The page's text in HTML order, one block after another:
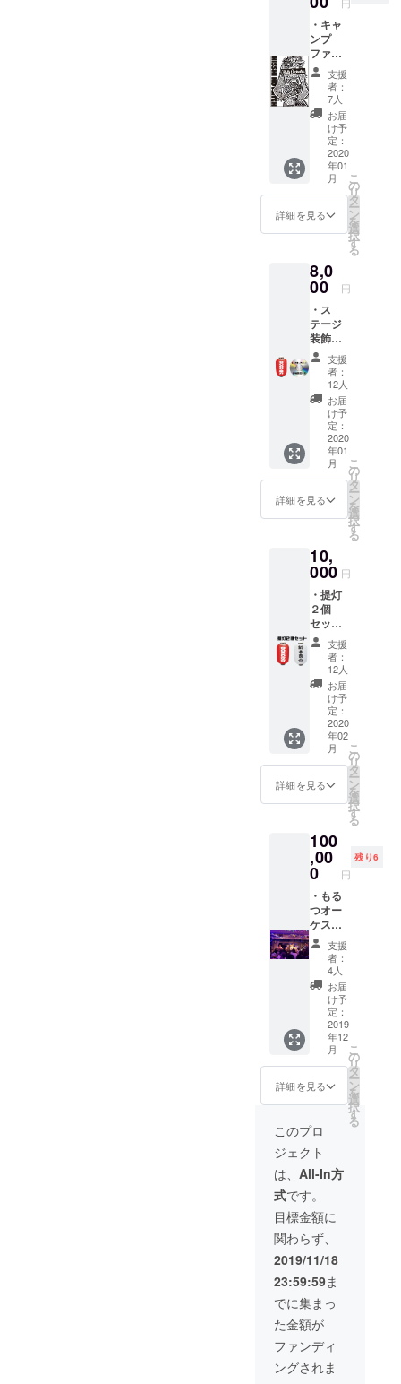
0042 東
京都渋
谷区宇
田川町
３２−１
３ 4・
5F ※入
場時に
ドリン
ク代 別
途必要
になり
方も、
ぜひ提
灯を飾
ること
で、ラ
イブに
参加し
てくだ
さい！
たくさ
んの提
灯を飾
らせて
くださ
ケスト
ラより
ンのお
礼とご
報告の
新聞を
お送り
しま
す。 ・
ワンマ
ンライ
ブ動画
ダイ
ジェス
YouTub
e限定公
りしま
す。 ※
支援
時、必
ず備考
欄に提
灯へ入
れるご
希望の
お名前
をご記
入くだ
さい。
ナル な
んでも
大丈夫
です！
もるつ
オーケ
ストラ
みんな
で演奏
して動
画で送
りま
す。
円
・キャ
ンプ
ファイ
ヤー限
定
GOOD
之介デ
ザインT
シャツ
(3000
場で(こ
のデザ
イン)の
販売は
※ワンマ
ン前に
郵送し
ます。
※支援時
にプル
ダウン
ニュー
よりご
希望の
サイズ
を選択
くださ
ンマン
チケッ
ト(3500
円) ・も
オーケ
ストラ
ンマン
のお礼
とご報
告の新
聞をお
送りし
ます。
・ワン
マンラ
イブ動
画ダイ
ジェス
トを
YouTub
e限定公
りしま
す。 〜
もるつ
ストラ
ワンマ
ンライ
ブ詳
細〜
「必死
のパッ
チでや
りまっ
せ！
白黒
ハッキ
リさせ
ま
SHOW!!
時：
1月24日
(金)
18:30
START:
19:30
場所：
渋谷
QUATT
RO 50-
京都渋
谷区宇
３２−１
支援
者：
7人
お届
け予
定：
2020
年01
月
詳細を見る
こ
の
リ
タ
ー
ン
を
選
択
す
る
8,0
00 円
・ス
テージ
装飾用
として
あなた
の名前
入り提
灯をお
作りし
飾らせ
て頂き
ます。
(赤か白
どちら
か１
らで選
ばせて
頂きま
す。) ワ
ンマン
ライブ
終了
後、ご
希望に
よりお
渡しさ
せて頂
きま
す。 今
回のラ
イブの
裏テー
当日会
場に来
れない
方も、
ぜひ提
灯を飾
ること
で、ラ
イブに
参加し
てくだ
さい！
たくさ
んの提
灯を飾
らせて
くださ
い！！
ず備考
灯へ入
れるご
希望の
お名前
をご記
入くだ
さい。
・会場
CD(5曲
2000円
予定)
キャン
プファ
イヤー
限定
支援
者：
12人
お届
け予
定：
2020
年01
月
詳細を見る
こ
の
リ
タ
ー
ン
を
選
択
す
る
10,
000 円
・提灯
２個
セッ
ト！
テージ
装飾用
として
あなた
の名前
入り提
灯をお
作りし
飾らせ
て頂き
ます。
か１
つ、色
はこち
らで選
ばせて
頂きま
す。) ワ
ンマン
ライブ
終了
後、ご
希望に
よりお
渡しさ
せて頂
きま
す。 今
回のラ
イブの
マはお
祭
り！！
当日会
場に来
れない
方も、
ぜひ提
灯を飾
ること
で、ラ
イブに
参加し
てくだ
さい！
たくさ
んの提
灯を飾
支援
者：
12人
お届
け予
定：
2020
年02
月
詳細を見る
こ
の
リ
タ
ー
ン
を
選
択
す
る
100
,00
0 円
残り6
・もる
つオー
ケスト
ラ出張
ライブ
何処へ
でも出
張ライ
ブに行
きま
す！ 結
婚式・
お誕生
日・野
外での
会・プ
ライ
ベート
ライ
ブ・各
種イベ
ント あ
なただ
けのラ
イブを
させて
頂きま
す。 編
成相談
可・簡
易機材
持ち込
み可。
支援
者：
4人
お届
け予
定：
2019
年12
月
詳細を見る
こ
の
リ
タ
ー
ン
を
選
択
す
る
このプロ
ジェクト
は、 All-In方
式です。
目標金額に
関わらず、
2019/11/18
23:59:59ま
でに集まっ
た金額が
ファンディ
ングされま